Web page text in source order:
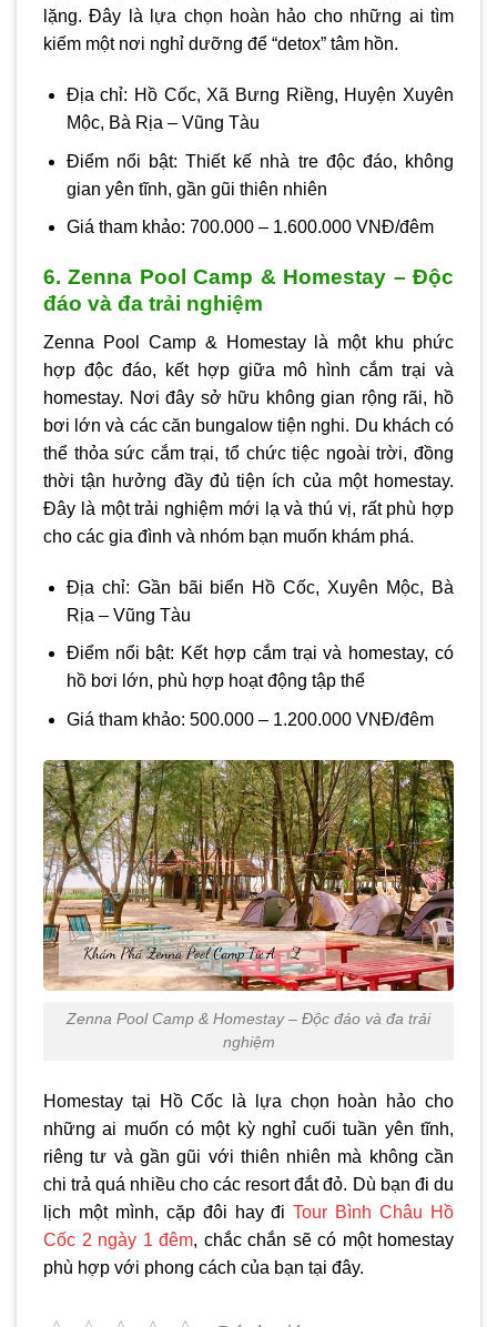
lặng. Đây là lựa chọn hoàn hảo cho những ai tìm
kiếm một nơi nghỉ dưỡng để “detox” tâm hồn.
Địa chỉ: Hồ Cốc, Xã Bưng Riềng, Huyện Xuyên
Mộc, Bà Rịa – Vũng Tàu
Điểm nổi bật: Thiết kế nhà tre độc đáo, không
gian yên tĩnh, gần gũi thiên nhiên
Giá tham khảo: 700.000 – 1.600.000 VNĐ/đêm
6. Zenna Pool Camp & Homestay – Độc
đáo và đa trải nghiệm
Zenna Pool Camp & Homestay là một khu phức
hợp độc đáo, kết hợp giữa mô hình cắm trại và
homestay. Nơi đây sở hữu không gian rộng rãi, hồ
bơi lớn và các căn bungalow tiện nghi. Du khách có
thể thỏa sức cắm trại, tổ chức tiệc ngoài trời, đồng
thời tận hưởng đầy đủ tiện ích của một homestay.
Đây là một trải nghiệm mới lạ và thú vị, rất phù hợp
cho các gia đình và nhóm bạn muốn khám phá.
Địa chỉ: Gần bãi biển Hồ Cốc, Xuyên Mộc, Bà
Rịa – Vũng Tàu
Điểm nổi bật: Kết hợp cắm trại và homestay, có
hồ bơi lớn, phù hợp hoạt động tập thể
Giá tham khảo: 500.000 – 1.200.000 VNĐ/đêm
Zenna Pool Camp & Homestay – Độc đáo và đa trải
nghiệm
Homestay tại Hồ Cốc là lựa chọn hoàn hảo cho
những ai muốn có một kỳ nghỉ cuối tuần yên tĩnh,
riêng tư và gần gũi với thiên nhiên mà không cần
chi trả quá nhiều cho các resort đắt đỏ. Dù bạn đi du
lịch một mình, cặp đôi hay điTour Bình Châu Hồ
Cốc 2 ngày 1 đêm, chắc chắn sẽ có một homestay
phù hợp với phong cách của bạn tại đây.